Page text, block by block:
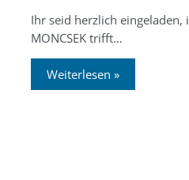
Ihr seid herzlich eingeladen,
MONCSEK trifft…
Weiterlesen »